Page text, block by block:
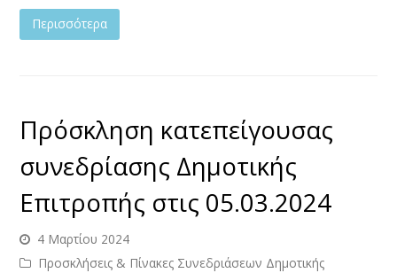
Περισσότερα
Πρόσκληση κατεπείγουσας
συνεδρίασης Δημοτικής
Επιτροπής στις 05.03.2024
4 Μαρτίου 2024
Προσκλήσεις & Πίνακες Συνεδριάσεων Δημοτικής